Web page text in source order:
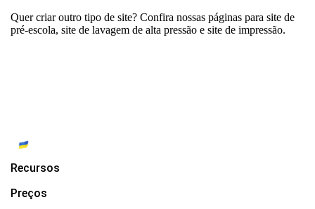
Quer criar outro tipo de site? Confira nossas páginas para site de
pré-escola, site de lavagem de alta pressão e site de impressão.
Recursos
Preços